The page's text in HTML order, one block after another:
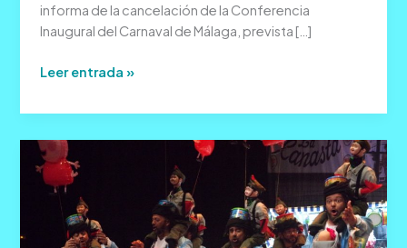
informa de la cancelación de la Conferencia
Inaugural del Carnaval de Málaga, prevista […]
La
cancela
Conferencia
Inaugural
tras
accidente
Leer entrada »